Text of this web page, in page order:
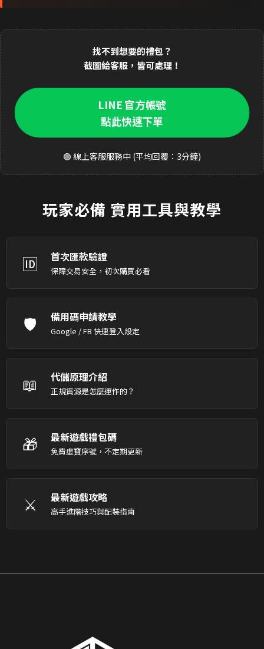
找不到想要的禮包？
截圖給客服，皆可處理！
LINE 官方帳號
點此快速下單
🟢 線上客服服務中 (平均回覆：3分鐘)
玩家必備 實用工具與教學
🆔 首次匯款驗證
保障交易安全，初次購買必看
🛡️ 備用碼申請教學
Google / FB 快速登入設定
📖 代儲原理介紹
正規貨源是怎麼運作的？
🎁 最新遊戲禮包碼
免費虛寶序號，不定期更新
⚔️ 最新遊戲攻略
高手進階技巧與配裝指南